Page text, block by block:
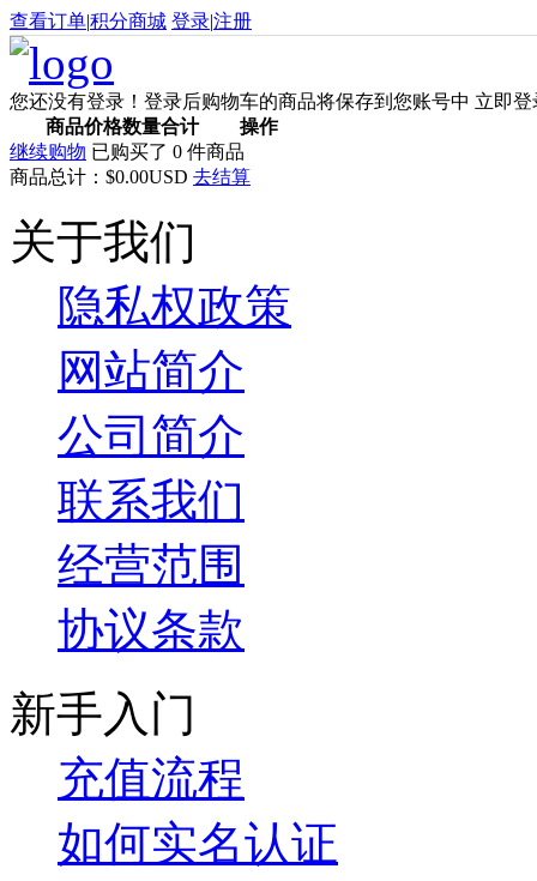
查看订单|积分商城 登录|注册
您还没有登录！登录后购物车的商品将保存到您账号中 立即登
商品价格数量合计
操作
继续购物 已购买了 0 件商品
商品总计： $0.00USD 去结算
关于我们
隐私权政策
网站简介
公司简介
联系我们
经营范围
协议条款
新手入门
充值流程
如何实名认证